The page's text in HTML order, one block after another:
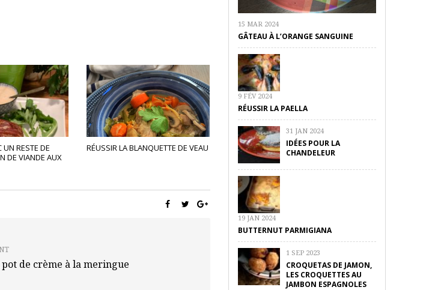
UN RESTE DE
DE VIANDE AUX
RÉUSSIR LA BLANQUETTE DE VEAU
de crème à la meringue
15 MAR 2024
GÂTEAU À L’ORANGE SANGUINE
9 FÉV 2024
RÉUSSIR LA PAELLA
31 JAN 2024
IDÉES POUR LA
CHANDELEUR
19 JAN 2024
BUTTERNUT PARMIGIANA
1 SEP 2023
CROQUETAS DE JAMON,
LES CROQUETTES AU
JAMBON ESPAGNOLES